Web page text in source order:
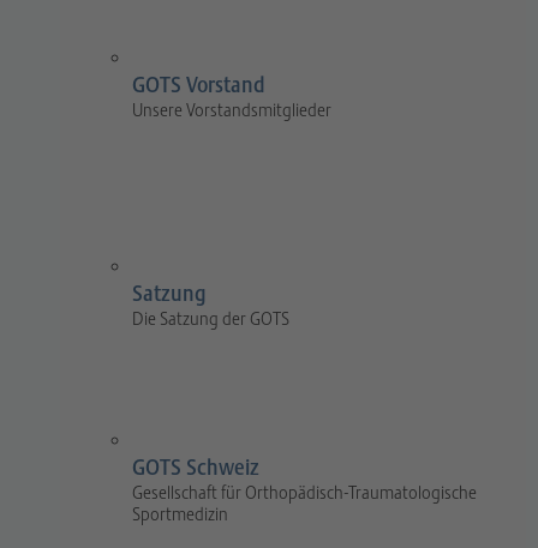
GOTS Vorstand
Unsere Vorstandsmitglieder
Satzung
Die Satzung der GOTS
GOTS Schweiz
Gesellschaft für Orthopädisch-Traumatologische
Sportmedizin